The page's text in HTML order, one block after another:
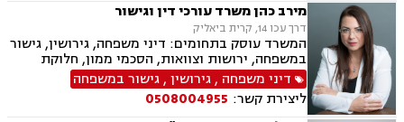
מירב כהן משרד עורכי דין וגישור
דרך עכו 14, קרית ביאליק
המשרד עוסק בתחומים: דיני משפחה, גירושין, גישור
במשפחה, ירושות וצוואות, הסכמי ממון, חלוקת
רכוש, ייפוי כח מתמשך, ניכור הורי, אבהות,
אפוטרופסות, מזונות, משמורת, זמני שהות, ידועים
בציבור, נישואים אזרחיים, העברה בין דורית, חוק
דיני משפחה ,גירושין,גישור במשפחה
ליצירת קשר: 0508004955